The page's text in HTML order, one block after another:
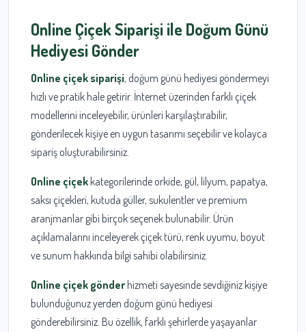
Online Çiçek Siparişi ile Doğum Günü
Hediyesi Gönder
Online çiçek siparişi, doğum günü hediyesi göndermeyi
hızlı ve pratik hale getirir. İnternet üzerinden farklı çiçek
modellerini inceleyebilir, ürünleri karşılaştırabilir,
gönderilecek kişiye en uygun tasarımı seçebilir ve kolayca
sipariş oluşturabilirsiniz.
Online çiçek kategorilerinde orkide, gül, lilyum, papatya,
saksı çiçekleri, kutuda güller, sukulentler ve premium
aranjmanlar gibi birçok seçenek bulunabilir. Ürün
açıklamalarını inceleyerek çiçek türü, renk uyumu, boyut
ve sunum hakkında bilgi sahibi olabilirsiniz.
Online çiçek gönder hizmeti sayesinde sevdiğiniz kişiye
bulunduğunuz yerden doğum günü hediyesi
gönderebilirsiniz. Bu özellik, farklı şehirlerde yaşayanlar